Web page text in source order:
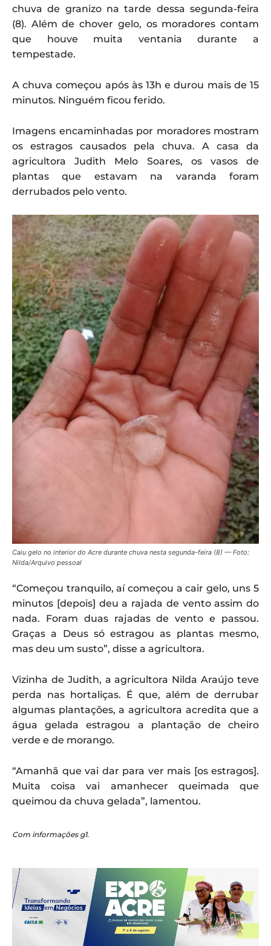
chuva de granizo na tarde dessa segunda-feira
(8). Além de chover gelo, os moradores contam
que houve muita ventania durante a
tempestade.
A chuva começou após às 13h e durou mais de 15
minutos. Ninguém ficou ferido.
Imagens encaminhadas por moradores mostram
os estragos causados pela chuva. A casa da
agricultora Judith Melo Soares, os vasos de
plantas que estavam na varanda foram
derrubados pelo vento.
Caiu gelo no interior do Acre durante chuva nesta segunda-feira (8) — Foto:
Nilda/Arquivo pessoal
“Começou tranquilo, aí começou a cair gelo, uns 5
minutos [depois] deu a rajada de vento assim do
nada. Foram duas rajadas de vento e passou.
Graças a Deus só estragou as plantas mesmo,
mas deu um susto”, disse a agricultora.
Vizinha de Judith, a agricultora Nilda Araújo teve
perda nas hortaliças. É que, além de derrubar
algumas plantações, a agricultora acredita que a
água gelada estragou a plantação de cheiro
verde e de morango.
“Amanhã que vai dar para ver mais [os estragos].
Muita coisa vai amanhecer queimada que
queimou da chuva gelada”, lamentou.
Com informações g1.